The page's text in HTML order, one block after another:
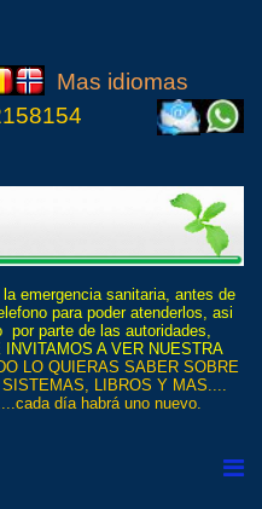
Mas idiomas
58154
emergencia sanitaria, antes de
para poder atenderlos, asi
por parte de las autoridades,
A VER NUESTRA
LO QUIERAS SABER SOBRE
LIBROS Y MAS....
día habrá uno nuevo.